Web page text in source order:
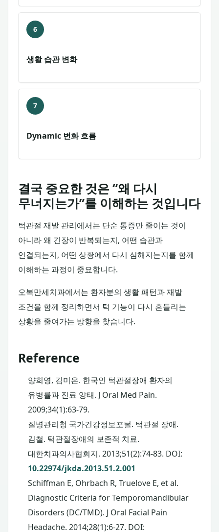
6
생활 습관 변화
7
Dynamic 변화 흐름
결국 중요한 것은 “왜 다시
무너지는가”를 이해하는 것입니다
턱관절 재발 관리에서는 단순 통증만 줄이는 것이
아니라 왜 긴장이 반복되는지, 어떤 습관과
연결되는지, 어떤 상황에서 다시 심해지는지를 함께
이해하는 과정이 중요합니다.
오복만세치과에서는 환자분의 생활 패턴과 재발
조건을 함께 정리하면서 턱 기능이 다시 흔들리는
상황을 줄여가는 방향을 찾습니다.
Reference
양희영, 김미은. 한국인 턱관절장애 환자의
유병률과 진료 양태. J Oral Med Pain.
2009;34(1):63-79.
질병관리청 국가건강정보포털. 턱관절 장애.
김철. 턱관절장애의 보존적 치료.
대한치과의사협회지. 2013;51(2):74-83. DOI:
10.22974/jkda.2013.51.2.001
Schiffman E, Ohrbach R, Truelove E, et al.
Diagnostic Criteria for Temporomandibular
Disorders (DC/TMD). J Oral Facial Pain
Headache. 2014;28(1):6-27. DOI: